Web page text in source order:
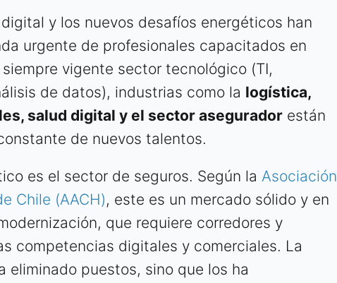
y los nuevos desafíos energéticos han
urgente de profesionales capacitados en
vigente sector tecnológico (TI,
de datos), industrias como la logística,
salud digital y el sector asegurador están
de nuevos talentos.
es el sector de seguros. Según la Asociación
Chile (AACH), este es un mercado sólido y en
que requiere corredores y
competencias digitales y comerciales. La
eliminado puestos, sino que los ha